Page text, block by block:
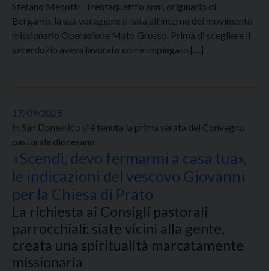
Stefano Menotti Trentaquattro anni, originario di
Bergamo, la sua vocazione è nata all’interno del movimento
missionario Operazione Mato Grosso. Prima di scegliere il
sacerdozio aveva lavorato come impiegato […]
17/09/2025
In San Domenico si è tenuta la prima serata del Convegno
pastorale diocesano
«Scendi, devo fermarmi a casa tua»,
le indicazioni del vescovo Giovanni
per la Chiesa di Prato
La richiesta ai Consigli pastorali
parrocchiali: siate vicini alla gente,
creata una spiritualità marcatamente
missionaria